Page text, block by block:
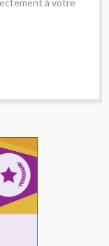
à votre